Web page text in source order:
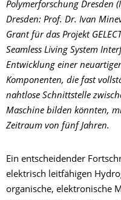
Polymerforschung Dresden
Dresden: Prof. Dr. Ivan
Grant für das Projekt
Seamless Living System
Entwicklung einer
Komponenten, die fast
nahtlose Schnittstelle
Maschine bilden könnten,
Zeitraum von fünf Jahren.
Ein entscheidender
elektrisch leitfähigen
organische, elektronische